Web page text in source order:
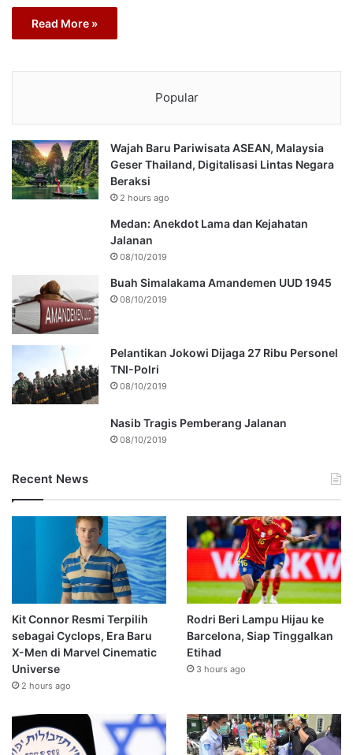
Read More »
Popular
Wajah Baru Pariwisata ASEAN, Malaysia
Geser Thailand, Digitalisasi Lintas Negara
Beraksi
2 hours ago
Medan: Anekdot Lama dan Kejahatan
Jalanan
08/10/2019
Buah Simalakama Amandemen UUD 1945
08/10/2019
Pelantikan Jokowi Dijaga 27 Ribu Personel
TNI-Polri
08/10/2019
Nasib Tragis Pemberang Jalanan
08/10/2019
Recent News
Kit Connor Resmi Terpilih
sebagai Cyclops, Era Baru
X-Men di Marvel Cinematic
Universe
2 hours ago
Rodri Beri Lampu Hijau ke
Barcelona, Siap Tinggalkan
Etihad
3 hours ago